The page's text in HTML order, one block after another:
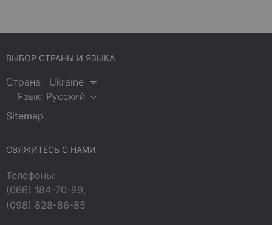
ВЫБОР СТРАНЫ И ЯЗЫКА
Страна: Ukraine
Язык: Русский
Sitemap
СВЯЖИТЕСЬ С НАМИ
Телефоны:
(066) 184-70-99,
(098) 828-86-85